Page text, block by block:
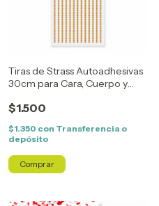
Tiras de Strass Autoadhesivas
30cm para Cara, Cuerpo y
$1.500
$1.350 con Transferencia o
depósito
Comprar